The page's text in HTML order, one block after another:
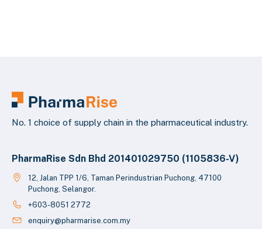
No. 1 choice of supply chain in the pharmaceutical industry.
PharmaRise Sdn Bhd 201401029750 (1105836-V)
12, Jalan TPP 1/6, Taman Perindustrian Puchong, 47100
Puchong, Selangor.
+603-8051 2772
enquiry@pharmarise.com.my